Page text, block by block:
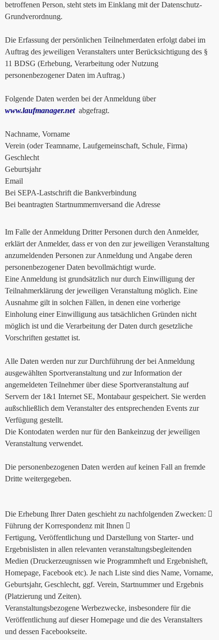
betroffenen Person, steht stets im Einklang mit der Datenschutz-
Grundverordnung.
Die Erfassung der persönlichen Teilnehmerdaten erfolgt dabei im
Auftrag des jeweiligen Veranstalters unter Berücksichtigung des §
11 BDSG (Erhebung, Verarbeitung oder Nutzung
personenbezogener Daten im Auftrag.)
Folgende Daten werden bei der Anmeldung über
www.laufmanager.netabgefragt.
Nachname, Vorname
Verein (oder Teamname, Laufgemeinschaft, Schule, Firma)
Geschlecht
Geburtsjahr
Email
Bei SEPA-Lastschrift die Bankverbindung
Bei beantragten Startnummernversand die Adresse
Im Falle der Anmeldung Dritter Personen durch den Anmelder,
erklärt der Anmelder, dass er von den zur jeweiligen Veranstaltung
anzumeldenden Personen zur Anmeldung und Angabe deren
personenbezogener Daten bevollmächtigt wurde.
Eine Anmeldung ist grundsätzlich nur durch Einwilligung der
Teilnahmerklärung der jeweiligen Veranstaltung möglich. Eine
Ausnahme gilt in solchen Fällen, in denen eine vorherige
Einholung einer Einwilligung aus tatsächlichen Gründen nicht
möglich ist und die Verarbeitung der Daten durch gesetzliche
Vorschriften gestattet ist.
Alle Daten werden nur zur Durchführung der bei Anmeldung
ausgewählten Sportveranstaltung und zur Information der
angemeldeten Teilnehmer über diese Sportveranstaltung auf
Servern der 1&1 Internet SE, Montabaur gespeichert. Sie werden
außschließlich dem Veranstalter des entsprechenden Events zur
Verfügung gestellt.
Die Kontodaten werden nur für den Bankeinzug der jeweiligen
Veranstaltung verwendet.
Die personenbezogenen Daten werden auf keinen Fall an fremde
Dritte weitergegeben.
Die Erhebung Ihrer Daten geschieht zu nachfolgenden Zwecken: 
Führung der Korrespondenz mit Ihnen 
Fertigung, Veröffentlichung und Darstellung von Starter- und
Ergebnislisten in allen relevanten veranstaltungsbegleitenden
Medien (Druckerzeugnissen wie Programmheft und Ergebnisheft,
Homepage, Facebook etc). Je nach Liste sind dies Name, Vorname,
Geburtsjahr, Geschlecht, ggf. Verein, Startnummer und Ergebnis
(Platzierung und Zeiten).
Veranstaltungsbezogene Werbezwecke, insbesondere für die
Veröffentlichung auf dieser Homepage und die des Veranstalters
und dessen Facebookseite.